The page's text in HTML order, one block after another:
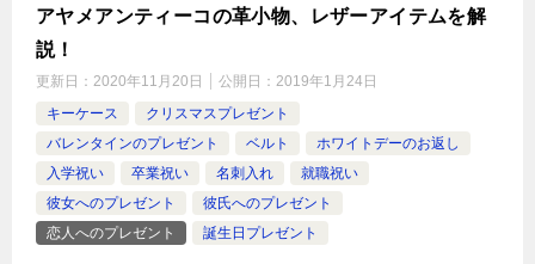
アヤメアンティーコの革小物、レザーアイテムを解
説！
更新日： 2020年11月20日 公開日： 2019年1月24日
キーケース
クリスマスプレゼント
バレンタインのプレゼント
ベルト
ホワイトデーのお返し
入学祝い
卒業祝い 名刺入れ
就職祝い
彼女へのプレゼント
彼氏へのプレゼント
恋人へのプレゼント
誕生日プレゼント